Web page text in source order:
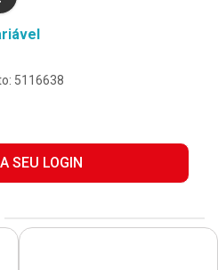
5116638
SEU LOGIN